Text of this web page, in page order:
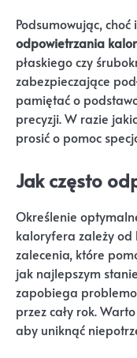
Podsumowując, choć
odpowietrzania
płaskiego czy
zabezpieczające
pamiętać o
precyzji. W razie
prosić o pomoc
Jak często
Określenie
kaloryfera zależy od
zalecenia, które
jak najlepszym
zapobiega
przez cały rok.
aby uniknąć